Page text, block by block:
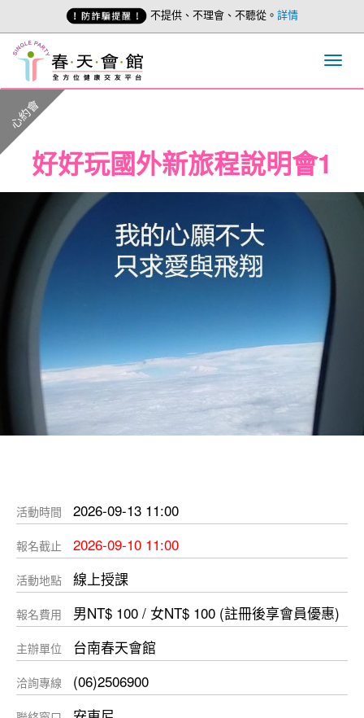
不提供、不理會、不聽從。 詳情
好好玩國外新旅程說明會1
心約會
活動時間 2026-09-13 11:00
報名截止 2026-09-10 11:00
活動地點 線上授課
報名費用 男NT$ 100 / 女NT$ 100 (註冊後享會員優惠)
主辦單位 台南春天會館
洽詢專線 (06)2506900